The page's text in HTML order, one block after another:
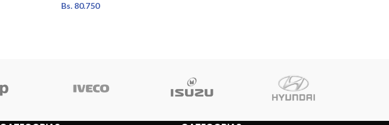
Bs. 80.750